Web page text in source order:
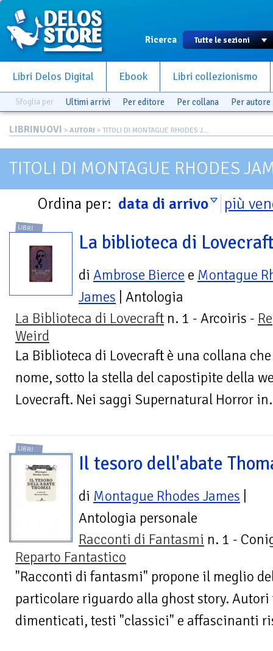
Ricerca
Libri Delos Digital Ebook Libri collezionismo
Sfoglia per Ultimi arrivi Per editore Per collana Per autore
LIBRINUOVI > AUTORI > TITOLI DI MONTAGUE RHODES J...
TITOLI DI MONTAGUE RHODES
Ordina per: data di arrivo più
LIBRI
La biblioteca di
di Ambrose Bierce e Montague
James | Antologia
La Biblioteca di Lovecraft n. 1 - Arcoiris -
Weird
La Biblioteca di Lovecraft è una collana
nome, sotto la stella del capostipite della
Lovecraft. Nei saggi Supernatural Horror
LIBRI
Il tesoro dell'abate
di Montague Rhodes James
Antologia personale
Racconti di Fantasmi n. 1 -
Reparto Fantastico
"Racconti di fantasmi" propone il meglio
particolare riguardo alla ghost story.
dimenticati, testi "classici" e affascinanti